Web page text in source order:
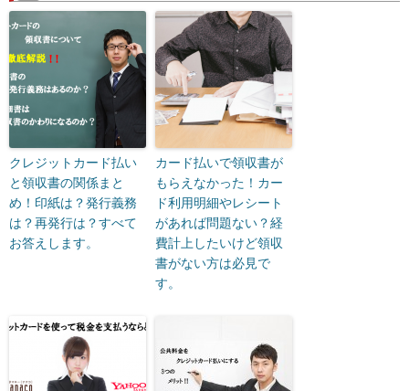
クレジットカード払い
と領収書の関係まと
め！印紙は？発行義務
は？再発行は？すべて
お答えします。
カード払いで領収書が
もらえなかった！カー
ド利用明細やレシート
があれば問題ない？経
費計上したいけど領収
書がない方は必見で
す。